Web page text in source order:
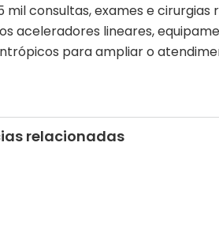
consultas, exames e
aceleradores lineares,
para ampliar o
relacionadas